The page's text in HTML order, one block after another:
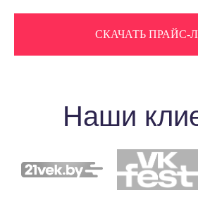
СКАЧАТЬ ПРАЙС-
Наши